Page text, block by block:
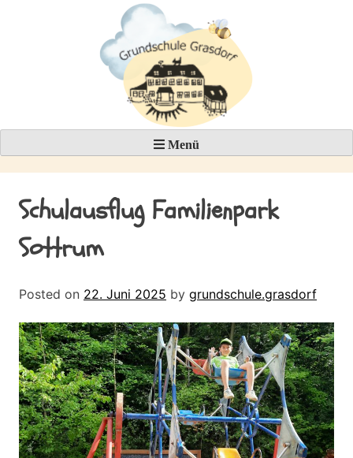
Menü
Schulausflug Familienpark
Sottrum
Posted on 22. Juni 2025 by grundschule.grasdorf